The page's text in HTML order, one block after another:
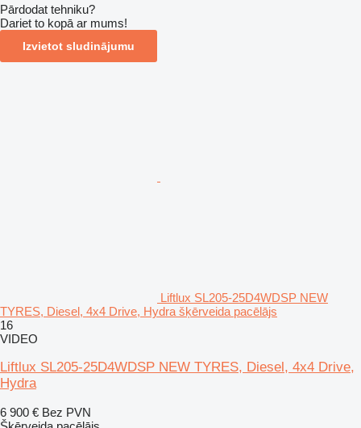
Pārdodat tehniku?
Dariet to kopā ar mums!
Izvietot sludinājumu
Liftlux SL205-25D4WDSP NEW
TYRES, Diesel, 4x4 Drive, Hydra šķērveida pacēlājs
16
VIDEO
Liftlux SL205-25D4WDSP NEW TYRES, Diesel, 4x4 Drive,
Hydra
6 900 € Bez PVN